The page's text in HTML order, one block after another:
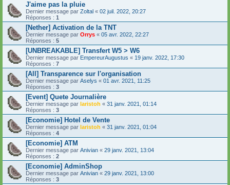
J'aime pas la pluie
Dernier message par Zoltal « 02 juil. 2022, 20:27
Réponses : 1
[Nether] Activation de la TNT
Dernier message par Orrys « 05 avr. 2022, 22:27
Réponses : 5
[UNBREAKABLE] Transfert W5 > W6
Dernier message par EmpereurAugustus « 19 janv. 2022, 17:30
Réponses : 7
[All] Transparence sur l'organisation
Dernier message par Aselys « 01 avr. 2021, 11:25
Réponses : 3
[Event] Quete Journalière
Dernier message par laristoh « 31 janv. 2021, 01:14
Réponses : 3
[Economie] Hotel de Vente
Dernier message par laristoh « 31 janv. 2021, 01:04
Réponses : 4
[Economie] ATM
Dernier message par Anivian « 29 janv. 2021, 13:04
Réponses : 2
[Economie] AdminShop
Dernier message par Anivian « 29 janv. 2021, 13:00
Réponses : 3